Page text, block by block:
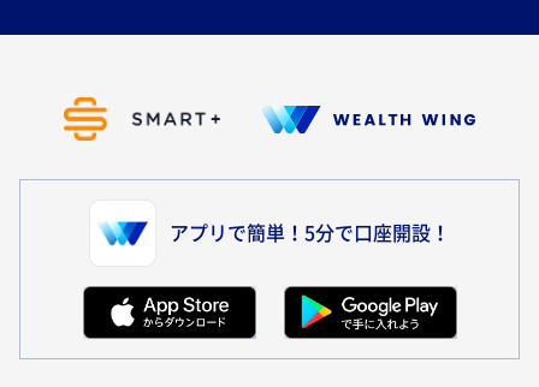
アプリで簡単！5分で口座開設！